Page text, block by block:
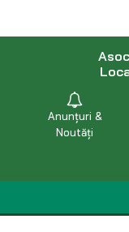
Anunțuri &
Noutăți